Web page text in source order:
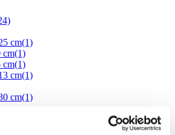
cm(1)
cm(1)
cm(1)
cm(1)
cm(1)